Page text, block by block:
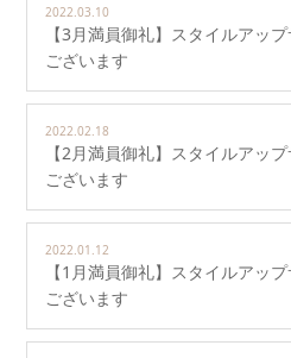
2022.03.10
【3月満員御礼】スタイルアッ
ございます
2022.02.18
【2月満員御礼】スタイルアッ
ございます
2022.01.12
【1月満員御礼】スタイルアッ
ございます